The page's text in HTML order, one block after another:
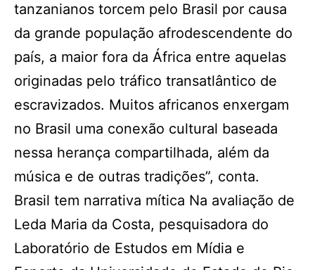
tanzanianos torcem pelo Brasil por causa
da grande população afrodescendente do
país, a maior fora da África entre aquelas
originadas pelo tráfico transatlântico de
escravizados. Muitos africanos enxergam
no Brasil uma conexão cultural baseada
nessa herança compartilhada, além da
música e de outras tradições”, conta.
Brasil tem narrativa mítica Na avaliação de
Leda Maria da Costa, pesquisadora do
Laboratório de Estudos em Mídia e